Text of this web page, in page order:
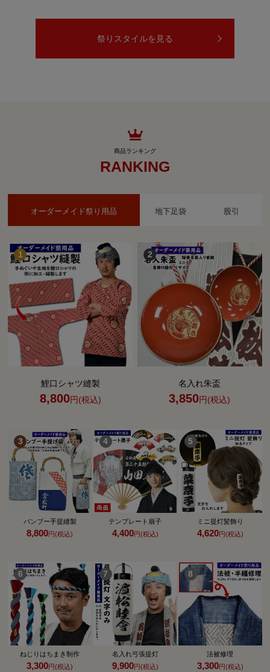
祭りスタイルを見る
RANKING
オーダーメイド祭り用品 地下足袋 股引
鯉口シャツ縫製
8,800円(税込)
名入れ朱盃
3,850円(税込)
バンブー手提縫製
8,800円(税込)
テンプレート扇子
4,400円(税込)
ミニ提灯髪飾り
4,620円(税込)
ねじりはちまき制作
3,300円(税込)
名入れ弓張提灯
9,900円(税込)
法被修理
3,300円(税込)